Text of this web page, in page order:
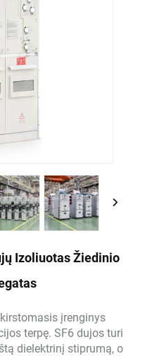
Izoliuotas Žiedinio
įrenginys
terpę. SF6 dujos turi
dielektrinį stiprumą, o